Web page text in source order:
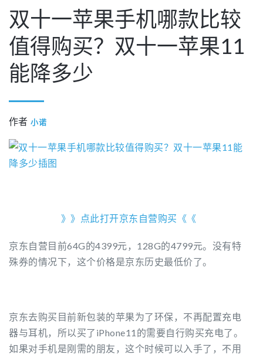
双十一苹果手机哪款比较
值得购买？双十一苹果11
能降多少
作者 小诺
》》点此打开京东自营购买《《
京东自营目前64G的4399元，128G的4799元。没有特
殊券的情况下，这个价格是京东历史最低价了。
京东去购买​目前新包装的苹果为了环保，不再配置充电
器与耳机，所以买了iPhone11的需要自行购买充电了。​
如果对手机是刚需的朋友，这个时候可以入手了，不用